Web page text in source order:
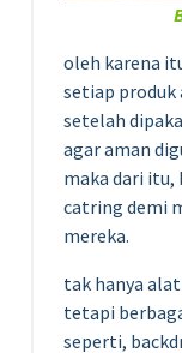
oleh karena
setiap
setelah
agar aman
maka dari itu,
catring demi
mereka.
tak hanya
tetapi
seperti,